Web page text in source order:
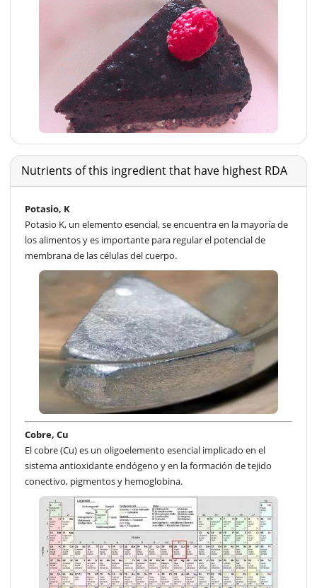
Nutrients of this ingredient that have highest RDA
Potasio, K
Potasio K, un elemento esencial, se encuentra en la mayoría de
los alimentos y es importante para regular el potencial de
membrana de las células del cuerpo.
Cobre, Cu
El cobre (Cu) es un oligoelemento esencial implicado en el
sistema antioxidante endógeno y en la formación de tejido
conectivo, pigmentos y hemoglobina.